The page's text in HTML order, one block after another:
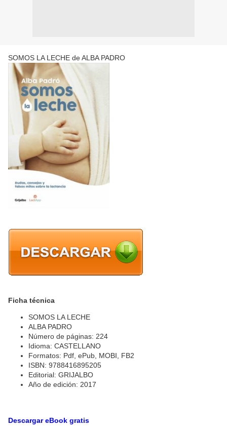
SOMOS LA LECHE de ALBA PADRO
Ficha técnica
SOMOS LA LECHE
ALBA PADRO
Número de páginas: 224
Idioma: CASTELLANO
Formatos: Pdf, ePub, MOBI, FB2
ISBN: 9788416895205
Editorial: GRIJALBO
Año de edición: 2017
Descargar eBook gratis